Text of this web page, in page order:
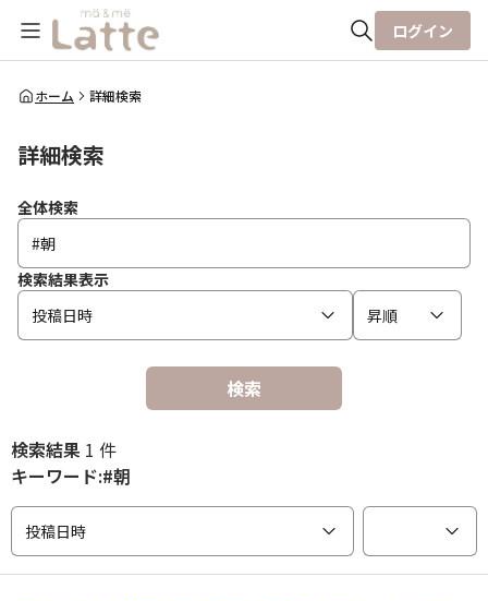
全体検索
ログイン
ホーム 詳細検索
詳細検索
全体検索
検索結果表示
投稿日時
昇順
検索
検索結果 1 件
キーワード:#朝
投稿日時